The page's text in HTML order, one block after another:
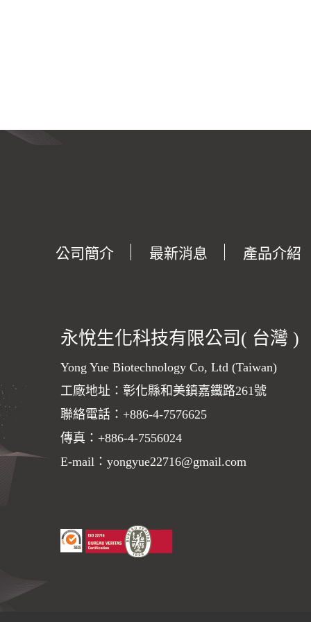
公司簡介 最新消息 產品介紹
永悅生化科技有限公司( 台灣 )
Yong Yue Biotechnology Co, Ltd (Taiwan)
工廠地址：彰化縣和美鎮嘉鐵路261號
聯絡電話： +886-4-7576625
傳真：+886-4-7556024
E-mail： yongyue22716@gmail.com